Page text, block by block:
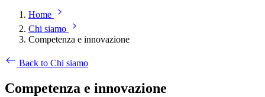
Home
Chi siamo
Competenza e innovazione
Back to Chi siamo
Competenza e innovazione